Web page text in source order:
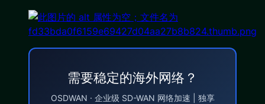
需要稳定的海外网络？
OSDWAN · 企业级 SD-WAN 网络加速 | 独享